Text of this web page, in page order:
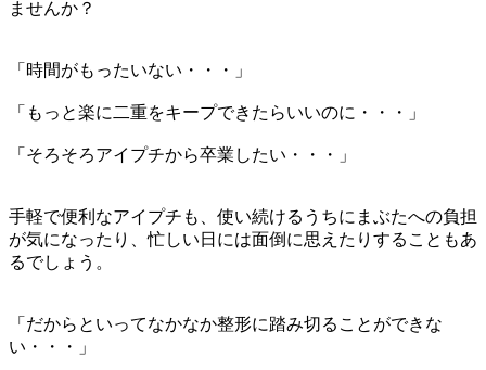
ませんか？
「時間がもったいない・・・」
「もっと楽に二重をキープできたらいいのに・・・」
「そろそろアイプチから卒業したい・・・」
手軽で便利なアイプチも、使い続けるうちにまぶたへの負担
が気になったり、忙しい日には面倒に思えたりすることもあ
るでしょう。
「だからといってなかなか整形に踏み切ることができな
い・・・」